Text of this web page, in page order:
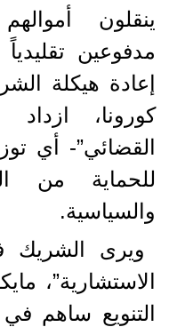
ينقلون
مدفوعين
إعادة هيكلة
كورونا، ازداد
القضائي”- أي
للحماية من
والسياسية.
ويرى
الاستشارية”،
التنويع ساهم